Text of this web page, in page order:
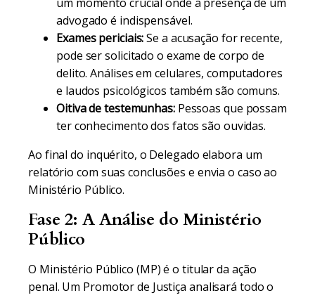
advogado é indispensável.
Exames periciais:Se a acusação for recente,
pode ser solicitado o exame de corpo de
delito. Análises em celulares, computadores
e laudos psicológicos também são comuns.
Oitiva de testemunhas:Pessoas que possam
ter conhecimento dos fatos são ouvidas.
Ao final do inquérito, o Delegado elabora um
relatório com suas conclusões e envia o caso ao
Ministério Público.
Fase 2: A Análise do Ministério
Público
O Ministério Público (MP) é o titular da ação
penal. Um Promotor de Justiça analisará todo o